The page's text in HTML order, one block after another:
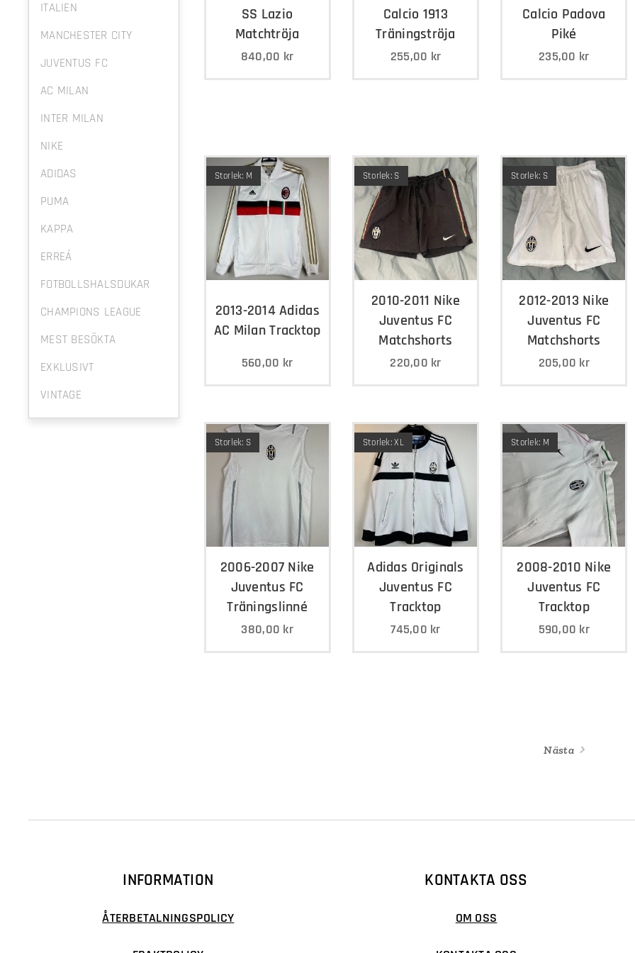
ITALIEN
MANCHESTER CITY
JUVENTUS FC
AC MILAN
INTER MILAN
NIKE
ADIDAS
PUMA
KAPPA
ERREÁ
FOTBOLLSHALSDUKAR
CHAMPIONS LEAGUE
MEST BESÖKTA
EXKLUSIVT
VINTAGE
SS Lazio
Matchtröja
840,00 kr
Calcio 1913
Träningströja
255,00 kr
Calcio Padova
Piké
235,00 kr
2013-2014 Adidas
AC Milan Tracktop
Storlek: M
560,00 kr
2010-2011 Nike
Juventus FC
Matchshorts
Storlek: S
220,00 kr
2012-2013 Nike
Juventus FC
Matchshorts
Storlek: S
205,00 kr
2006-2007 Nike
Juventus FC
Träningslinné
Storlek: S
380,00 kr
Adidas Originals
Juventus FC
Tracktop
Storlek: XL
745,00 kr
2008-2010 Nike
Juventus FC
Tracktop
Storlek: M
590,00 kr
Nästa
INFORMATION
ÅTERBETALNINGSPOLICY
KONTAKTA OSS
OM OSS